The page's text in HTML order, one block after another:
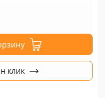
клик